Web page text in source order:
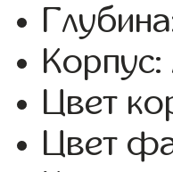
Цвет
Цвет